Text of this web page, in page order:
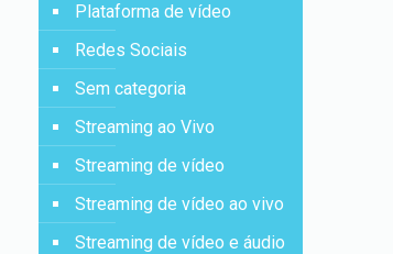
Plataforma de vídeo
Redes Sociais
Sem categoria
Streaming ao Vivo
Streaming de vídeo
Streaming de vídeo ao vivo
Streaming de vídeo e áudio